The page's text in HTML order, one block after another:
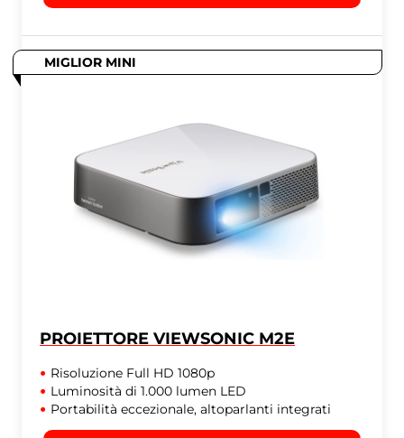
MIGLIOR MINI
PROIETTORE VIEWSONIC M2E
Risoluzione Full HD 1080p
Luminosità di 1.000 lumen LED
Portabilità eccezionale, altoparlanti integrati